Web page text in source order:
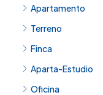
Apartamento
Terreno
Finca
Aparta-Estudio
Oficina